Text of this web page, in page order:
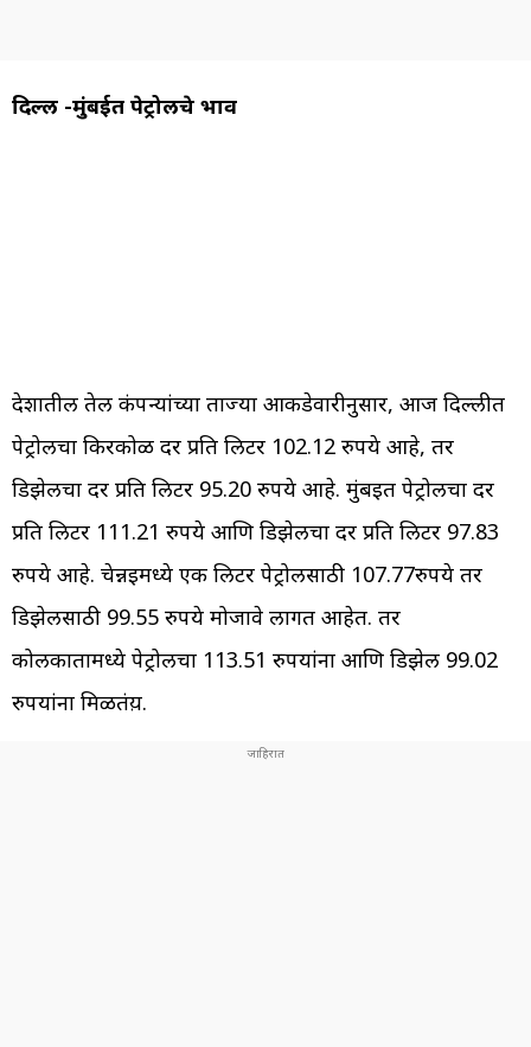
दिल्ली -मुंबईत पेट्रोलचे भाव
देशातील तेल कंपन्यांच्या ताज्या आकडेवारीनुसार, आज दिल्लीत
पेट्रोलचा किरकोळ दर प्रति लिटर 102.12 रुपये आहे, तर
डिझेलचा दर प्रति लिटर 95.20 रुपये आहे. मुंबईत पेट्रोलचा दर
प्रति लिटर 111.21 रुपये आणि डिझेलचा दर प्रति लिटर 97.83
रुपये आहे. चेन्नईमध्ये एक लिटर पेट्रोलसाठी 107.77रुपये तर
डिझेलसाठी 99.55 रुपये मोजावे लागत आहेत. तर
कोलकातामध्ये पेट्रोलचा 113.51 रुपयांना आणि डिझेल 99.02
रुपयांना मिळतंय़.